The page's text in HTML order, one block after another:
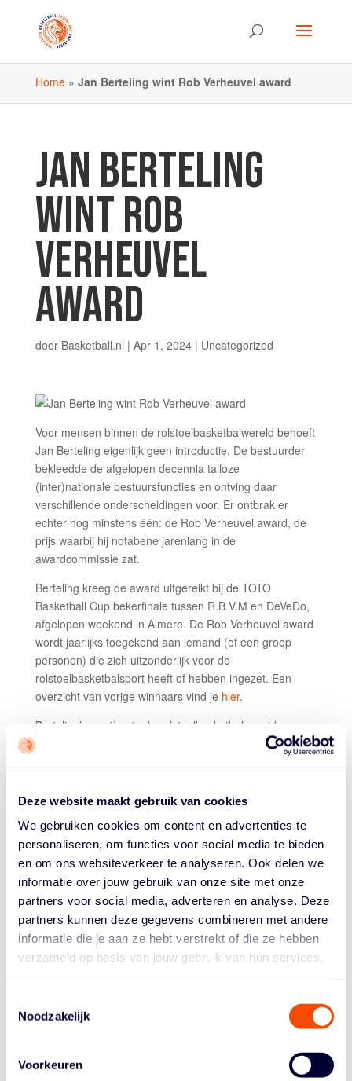
Deze website maakt gebruik van cookies
We gebruiken cookies om content en advertenties te
personaliseren, om functies voor social media te bieden
en om ons websiteverkeer te analyseren. Ook delen we
informatie over jouw gebruik van onze site met onze
partners voor social media, adverteren en analyse. Deze
partners kunnen deze gegevens combineren met andere
informatie die je aan ze hebt verstrekt of die ze hebben
verzameld op basis van jouw gebruik van hun services.
Noodzakelijk
Voorkeuren
Home» Jan Berteling wint Rob Verheuvel award
JAN BERTELING
WINT ROB
VERHEUVEL
AWARD
door Basketball.nl | Apr 1, 2024| Uncategorized
Voor mensen binnen de rolstoelbasketbalwereld behoeft
Jan Berteling eigenlijk geen introductie. De bestuurder
bekleedde de afgelopen decennia talloze
(inter)nationale bestuursfuncties en ontving daar
verschillende onderscheidingen voor. Er ontbrak er
echter nog minstens één: de Rob Verheuvel award, de
prijs waarbij hij notabene jarenlang in de
awardcommissie zat.
Berteling kreeg de award uitgereikt bij de TOTO
Basketball Cup bekerfinale tussen R.B.V.M en DeVeDo,
afgelopen weekend in Almere. De Rob Verheuvel award
wordt jaarlijks toegekend aan iemand (of een groep
personen) die zich uitzonderlijk voor de
rolstoelbasketbalsport heeft of hebben ingezet. Een
overzicht van vorige winnaars vind je hier.
Berteling’s carrière in de rolstoelbasketbalwereld
speelde zich zowel internationaal, als binnen de eigen
Europa. Van dit koepelorgaan werd hij in 2015 tijdens
Bij de IWBF speelde hij een cruciale rol in de groei van
rolstoelbasketbal tot meest populaire onder de
Paralympische teamsporten. Zijn ervaringen in de sport,
zijn connecties bij FIBA en zijn enorme netwerk
speelden daar een enorme rol in. Hij was ook lid van het
IWBF wereldbestuur.
Binnen Nederland is Berteling oud-voorzitter van de
NBB. Verder was hij in het verleden voorzitter van de
Commissie van Beroep en was hij regelmatig langs de
velden te vinden als wedstrijdcommissaris. Bij de NBB
van rolstoelbasketbal binnen de bond. Hij werd eerder al
tot erelid van de basketbalbond benoemd.